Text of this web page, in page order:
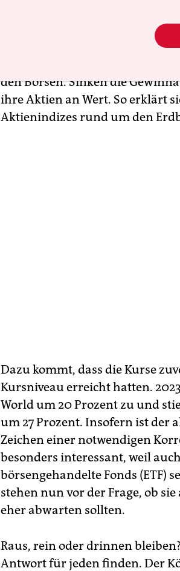
nicht mehr leisten können,
den Börsen. Sinken die
ihre Aktien an Wert. So erklärt
Aktienindizes rund um den
Dazu kommt, dass die Kurse
Kursniveau erreicht hatten.
World um 20 Prozent zu und
um 27 Prozent. Insofern ist der
Zeichen einer notwendigen
besonders interessant, weil
börsengehandelte Fonds (ETF)
stehen nun vor der Frage, ob
eher abwarten sollten.
Raus, rein oder drinnen
Antwort für jeden finden. Der